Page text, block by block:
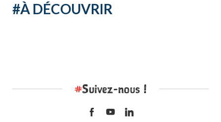
#À DÉCOUVRIR
#Suivez-nous !